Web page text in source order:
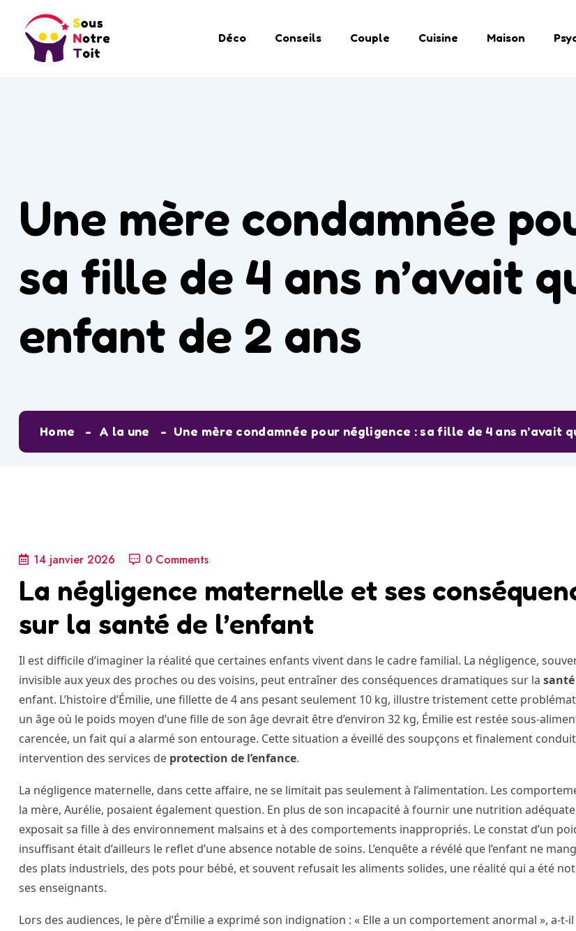
Déco Conseils Couple Cuisine Maison
Une mère condamnée
sa fille de 4 ans n’avait
enfant de 2 ans
Home A la une Une mère condamnée pour négligence : sa fille de 4 ans n’avait
14 janvier 2026 0 Comments
La négligence maternelle et ses
sur la santé de l’enfant
Il est difficile d’imaginer la réalité que certaines enfants vivent dans le cadre familial. La négligence,
invisible aux yeux des proches ou des voisins, peut entraîner des conséquences dramatiques sur la santé
enfant. L’histoire d’Émilie, une fillette de 4 ans pesant seulement 10 kg, illustre tristement cette
un âge où le poids moyen d’une fille de son âge devrait être d’environ 32 kg, Émilie est restée sous-
carencée, un fait qui a alarmé son entourage. Cette situation a éveillé des soupçons et finalement
intervention des services de protection de l’enfance.
La négligence maternelle, dans cette affaire, ne se limitait pas seulement à l’alimentation. Les
la mère, Aurélie, posaient également question. En plus de son incapacité à fournir une nutrition
exposait sa fille à des environnement malsains et à des comportements inappropriés. Le constat d’un
insuffisant était d’ailleurs le reflet d’une absence notable de soins. L’enquête a révélé que l’enfant ne
des plats industriels, des pots pour bébé, et souvent refusait les aliments solides, une réalité qui a été
ses enseignants.
Lors des audiences, le père d’Émilie a exprimé son indignation : « Elle a un comportement anormal », a-t-il